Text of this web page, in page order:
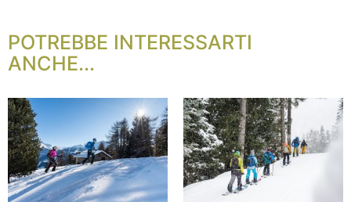
POTREBBE INTERESSARTI
ANCHE...